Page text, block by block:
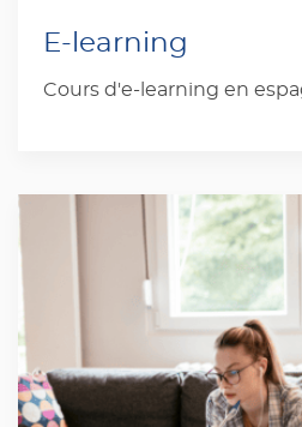
E-learning
Cours d'e-learning en